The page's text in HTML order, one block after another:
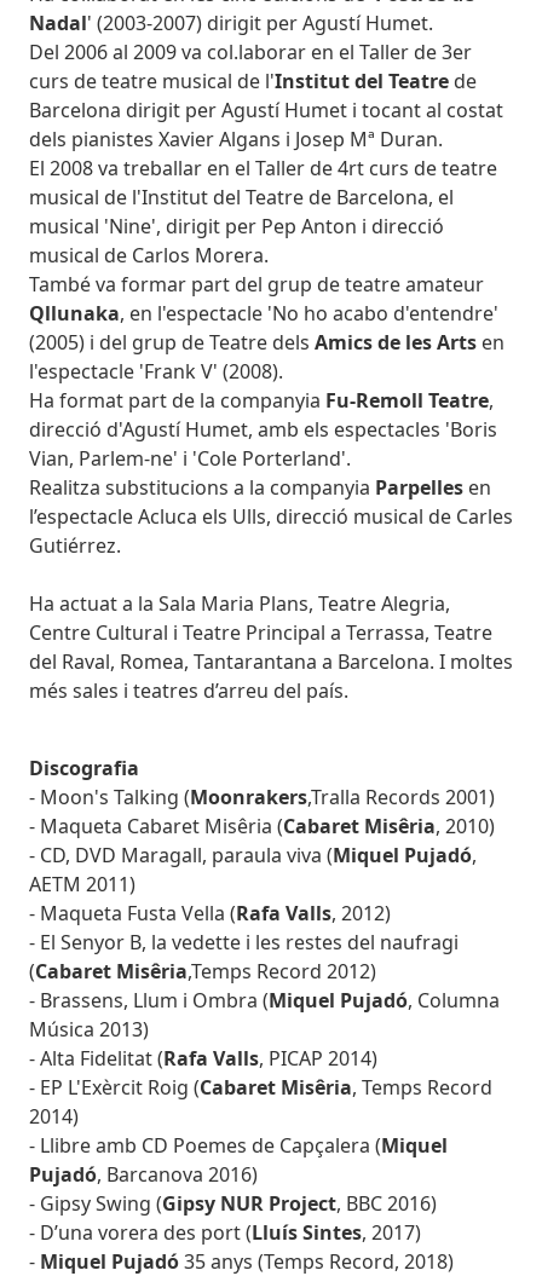
Nadal' (2003-2007) dirigit per Agustí Humet.
Del 2006 al 2009 va col.laborar en el Taller de 3er
curs de teatre musical de l'Institut del Teatre de
Barcelona dirigit per Agustí Humet i tocant al costat
dels pianistes Xavier Algans i Josep Mª Duran.
El 2008 va treballar en el Taller de 4rt curs de teatre
musical de l'Institut del Teatre de Barcelona, el
musical 'Nine', dirigit per Pep Anton i direcció
musical de Carlos Morera.
També va formar part del grup de teatre amateur
Qllunaka, en l'espectacle 'No ho acabo d'entendre'
(2005) i del grup de Teatre dels Amics de les Arts en
l'espectacle 'Frank V' (2008).
Ha format part de la companyia Fu-Remoll Teatre,
direcció d'Agustí Humet, amb els espectacles 'Boris
Vian, Parlem-ne' i 'Cole Porterland'.
Realitza substitucions a la companyia Parpelles en
l’espectacle Acluca els Ulls, direcció musical de Carles
Gutiérrez.
Ha actuat a la Sala Maria Plans, Teatre Alegria,
Centre Cultural i Teatre Principal a Terrassa, Teatre
del Raval, Romea, Tantarantana a Barcelona. I moltes
més sales i teatres d’arreu del país.
Discografia
- Moon's Talking (Moonrakers,Tralla Records 2001)
- Maqueta Cabaret Misêria (Cabaret Misêria, 2010)
- CD, DVD Maragall, paraula viva (Miquel Pujadó,
AETM 2011)
- Maqueta Fusta Vella (Rafa Valls, 2012)
- El Senyor B, la vedette i les restes del naufragi
(Cabaret Misêria,Temps Record 2012)
- Brassens, Llum i Ombra (Miquel Pujadó, Columna
Música 2013)
- Alta Fidelitat (Rafa Valls, PICAP 2014)
- EP L'Exèrcit Roig (Cabaret Misêria, Temps Record
2014)
- Llibre amb CD Poemes de Capçalera (Miquel
Pujadó, Barcanova 2016)
- Gipsy Swing (Gipsy NUR Project, BBC 2016)
- D’una vorera des port (Lluís Sintes, 2017)
- Miquel Pujadó35 anys (Temps Record, 2018)